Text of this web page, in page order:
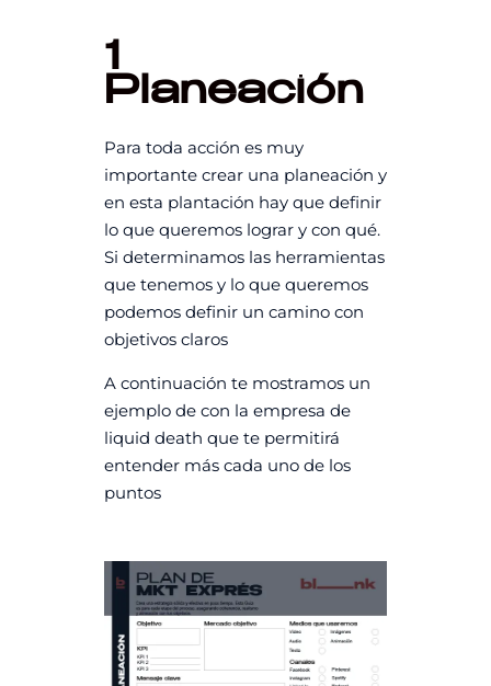
1
Planeación
Para toda acción es muy
importante crear una planeación y
en esta plantación hay que definir
lo que queremos lograr y con qué.
Si determinamos las herramientas
que tenemos y lo que queremos
podemos definir un camino con
objetivos claros
A continuación te mostramos un
ejemplo de con la empresa de
liquid death que te permitirá
entender más cada uno de los
puntos